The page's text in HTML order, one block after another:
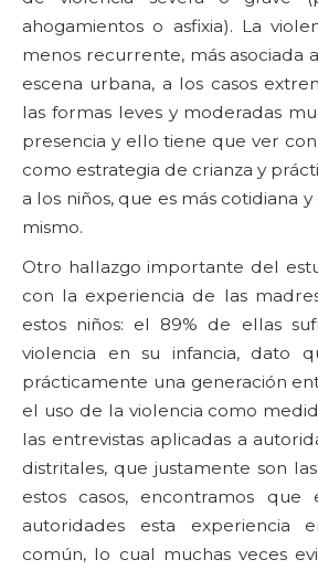
ahogamientos o asfixia). La
menos recurrente, más asociada
escena urbana, a los casos
las formas leves y moderadas
presencia y ello tiene que ver
como estrategia de crianza y
a los niños, que es más cotidiana
mismo.
Otro hallazgo importante del
con la experiencia de las
estos niños: el 89% de ellas
violencia en su infancia, dato
prácticamente una generación
el uso de la violencia como
las entrevistas aplicadas a
distritales, que justamente son
estos casos, encontramos que
autoridades esta experiencia
común, lo cual muchas veces